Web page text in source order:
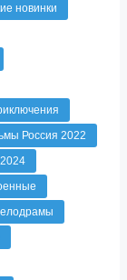
новинки
Россия 2022